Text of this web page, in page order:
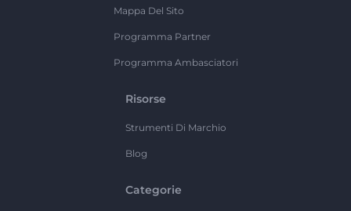
Mappa Del Sito
Programma Partner
Programma Ambasciatori
Risorse
Strumenti Di Marchio
Blog
Categorie